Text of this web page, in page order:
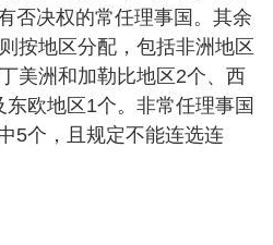
否决权的常任理事国。其余
按地区分配，包括非洲地区
美洲和加勒比地区2个、西
欧地区1个。非常任理事国
5个，且规定不能连选连